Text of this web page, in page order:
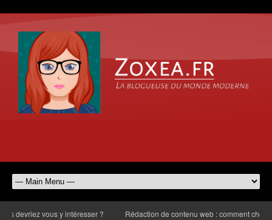
vous y intéresser ? Rédaction de contenu web : comment choisir le